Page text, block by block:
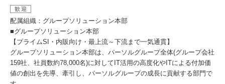
歓迎
配属組織：グループソリューション本部
■グループソリューション本部
【プライムSI・内販向け・最上流～下流まで一気通貫】
グループソリューション本部は、パーソルグループ全体(グループ会社
159社、社員数約78,000名)に対してIT活用の高度化やITによる付加価
値の創出を先導、牽引し、パーソルグループの成長に貢献する部門で